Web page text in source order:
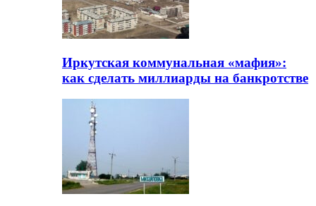
Иркутская коммунальная «мафия»:
как сделать миллиарды на банкротстве